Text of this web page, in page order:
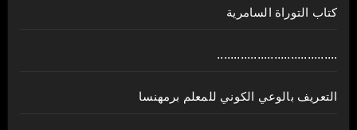
كتاب التوراة السامرية
....................................
ﺍﻟﺘﻌﺮﻳﻒ ﺑﺎﻟﻮﻋﻲ ﺍﻟﻜﻮﻧﻲ للمعلم برمهنسا